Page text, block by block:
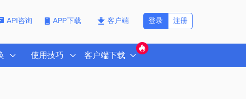
API咨询 APP下载 客户端 注册
登录
使用技巧 客户端下载